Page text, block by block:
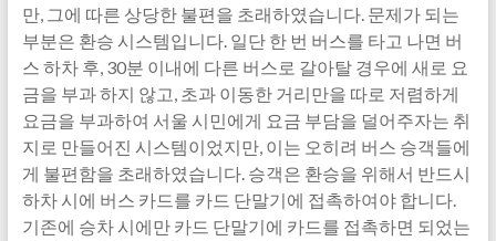
만, 그에 따른 상당한 불편을 초래하였습니다. 문제가 되는
부분은 환승 시스템입니다. 일단 한 번 버스를 타고 나면 버
스 하차 후, 30분 이내에 다른 버스로 갈아탈 경우에 새로 요
금을 부과 하지 않고, 초과 이동한 거리만을 따로 저렴하게
요금을 부과하여 서울 시민에게 요금 부담을 덜어주자는 취
지로 만들어진 시스템이었지만, 이는 오히려 버스 승객들에
게 불편함을 초래하였습니다. 승객은 환승을 위해서 반드시
하차 시에 버스 카드를 카드 단말기에 접촉하여야 합니다.
기존에 승차 시에만 카드 단말기에 카드를 접촉하면 되었는